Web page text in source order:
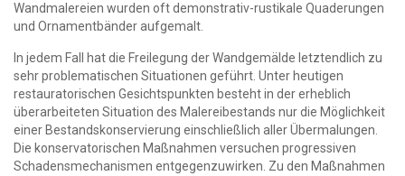
Wandmalereien wurden oft demonstrativ-rustikale Quaderungen
und Ornamentbänder aufgemalt.
In jedem Fall hat die Freilegung der Wandgemälde letztendlich zu
sehr problematischen Situationen geführt. Unter heutigen
restauratorischen Gesichtspunkten besteht in der erheblich
überarbeiteten Situation des Malereibestands nur die Möglichkeit
einer Bestandskonservierung einschließlich aller Übermalungen.
Die konservatorischen Maßnahmen versuchen progressiven
Schadensmechanismen entgegenzuwirken. Zu den Maßnahmen